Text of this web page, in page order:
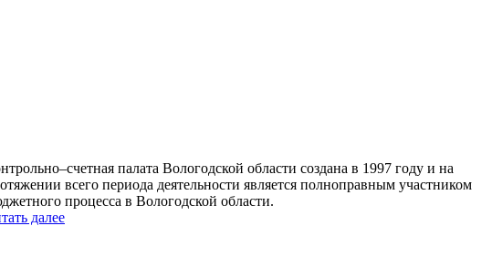
палата Вологодской области создана в 1997 году и на
всего периода деятельности является полноправным участником
процесса в Вологодской области.
далее